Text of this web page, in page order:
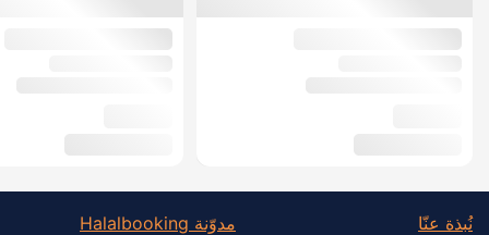
نُبذة عنّا
مدوّنة Halalbooking